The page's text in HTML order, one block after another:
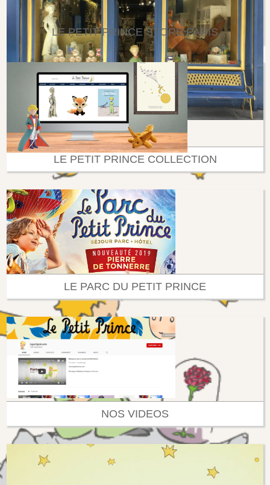
LE PETIT PRINCE STORE PARIS
LE PETIT PRINCE COLLECTION
LE PARC DU PETIT PRINCE
NOS VIDEOS